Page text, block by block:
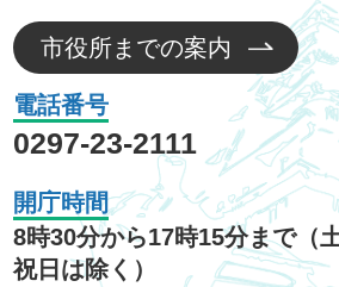
市役所までの案内
電話番号
0297-23-2111
開庁時間
8時30分から17時15分まで（
祝日は除く）